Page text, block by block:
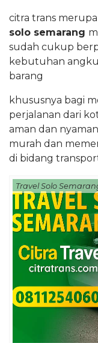
citra trans
solo semarang
sudah cukup
kebutuhan
barang
khususnya bagi
perjalanan dari
aman dan
murah dan
di bidang
Travel Solo